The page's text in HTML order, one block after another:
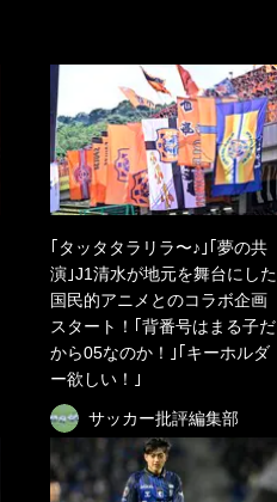
｢タッタタラリラ〜♪｣｢夢の共
演｣J1清水が地元を舞台にした
国民的アニメとのコラボ企画
スタート！｢背番号はまる子だ
から05なのか！｣｢キーホルダ
ー欲しい！｣
サッカー批評編集部